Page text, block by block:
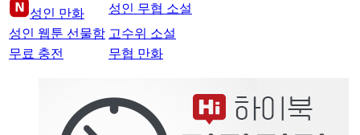
성인 만화
성인 무협 소설
성인 웹툰 선물함 고수위 소설
무료 충전
무협 만화